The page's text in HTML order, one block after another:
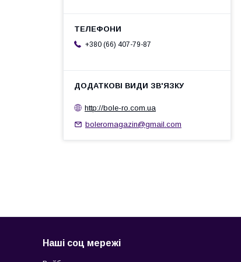
+380 (66) 407-79-87
http://bole-ro.com.ua
boleromagazin@gmail.com
Наші соц мережі